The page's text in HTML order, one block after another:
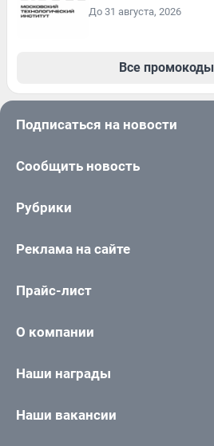
До 31 августа, 2026
Все промокоды
Подписаться на новости
Сообщить новость
Рубрики
Реклама на сайте
Прайс-лист
О компании
Наши награды
Наши вакансии